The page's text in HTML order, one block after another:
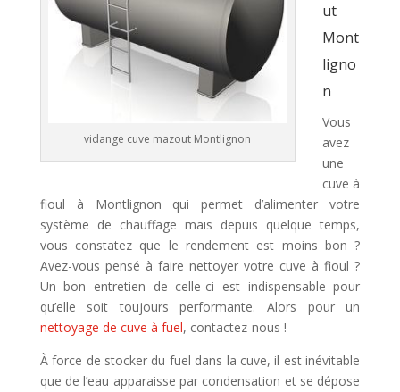
vidange cuve mazout Montlignon
ut
Mont
ligno
n
Vous
avez
une
cuve à
fioul à Montlignon qui permet d’alimenter votre
système de chauffage mais depuis quelque temps,
vous constatez que le rendement est moins bon ?
Avez-vous pensé à faire nettoyer votre cuve à fioul ?
Un bon entretien de celle-ci est indispensable pour
qu’elle soit toujours performante. Alors pour un
nettoyage de cuve à fuel, contactez-nous !
À force de stocker du fuel dans la cuve, il est inévitable
que de l’eau apparaisse par condensation et se dépose